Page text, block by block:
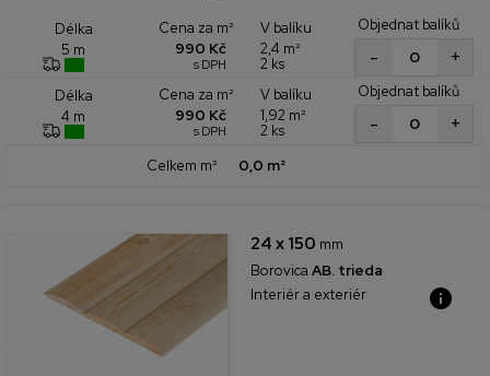
Délka
5 m
Cena za m²
990 Kč
s DPH
V balíku
2,4 m²
2 ks
Objednat balíků
+
-
Délka
4 m
Cena za m²
990 Kč
s DPH
V balíku
1,92 m²
2 ks
Objednat balíků
+
-
Celkem m² 0,0 m²
24 x 150 mm
Borovica AB. trieda
Interiér a exteriér